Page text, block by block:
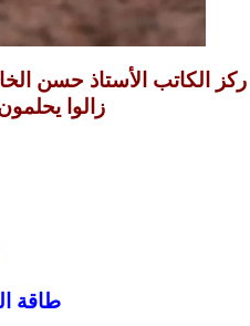
ركز الكاتب الأستاذ حسن
زالوا
طاقة